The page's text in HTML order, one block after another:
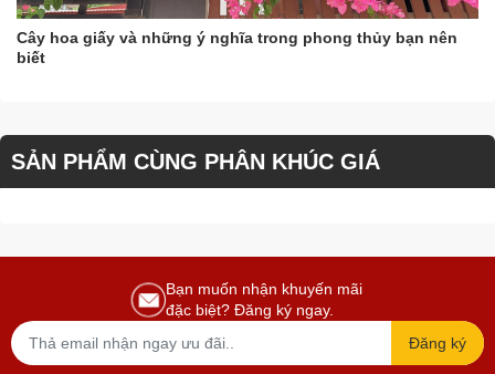
Cây hoa giấy và những ý nghĩa trong phong thủy bạn nên
biết
SẢN PHẨM CÙNG PHÂN KHÚC GIÁ
Bạn muốn nhận khuyến mãi
đặc biệt? Đăng ký ngay.
Đăng ký